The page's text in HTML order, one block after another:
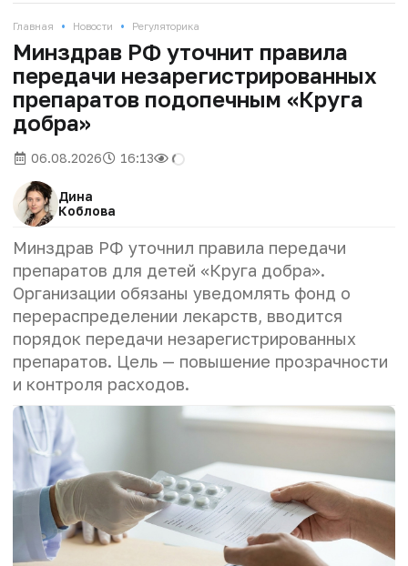
Главная • Новости • Регуляторика
Минздрав РФ уточнит правила
передачи незарегистрированных
препаратов подопечным «Круга
добра»
06.08.2026 16:13
Дина
Коблова
Минздрав РФ уточнил правила передачи
препаратов для детей «Круга добра».
Организации обязаны уведомлять фонд о
перераспределении лекарств, вводится
порядок передачи незарегистрированных
препаратов. Цель — повышение прозрачности
и контроля расходов.